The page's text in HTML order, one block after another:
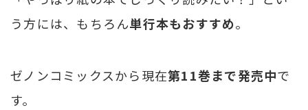
う方には、もちろん単行本もおすすめ。
ゼノンコミックスから現在第11巻まで発売中で
す。